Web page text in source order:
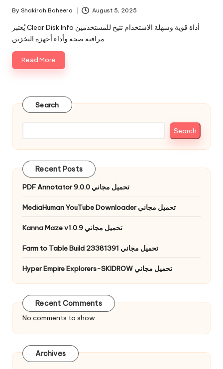
Posted
by
By Shakirah Baheera August 5, 2025
يُعتبر Clear Disk Info أداة قوية وسهلة الاستخدام تتيح للمستخدمين
مراقبة صحة وأداء أجهزة التخزين…
Read More
Search
Search
Recent Posts
PDF Annotator 9.0.0 تحميل مجاني
MediaHuman YouTube Downloader تحميل مجاني
Kanna Maze v1.0.9 تحميل مجاني
Farm to Table Build 23381391 تحميل مجاني
Hyper Empire Explorers-SKIDROW تحميل مجاني
Recent Comments
No comments to show.
Archives